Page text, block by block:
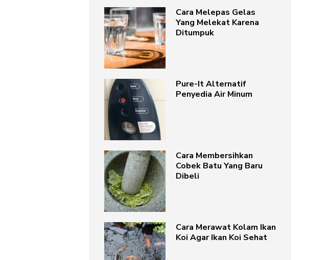
Cara Melepas Gelas
Yang Melekat Karena
Ditumpuk
Pure-It Alternatif
Penyedia Air Minum
Cara Membersihkan
Cobek Batu Yang Baru
Dibeli
Cara Merawat Kolam Ikan
Koi Agar Ikan Koi Sehat